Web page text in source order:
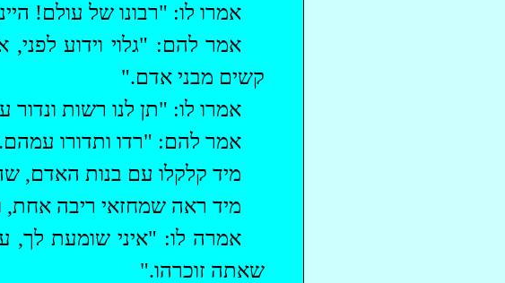
אמרו לו: "רבונושל עולם!
אמר להם: "גלוי וידוע
קשים מבני אדם."
אמרו לו: "תן לנו רשות
אמר להם: "רדו ותדורו עמהם
מיד קלקלו עם בנות האדם,
מיד ראה שמחזאי ריבה אחת,
אמרה לו: "איני שומעת
שאתה זוכרהו."